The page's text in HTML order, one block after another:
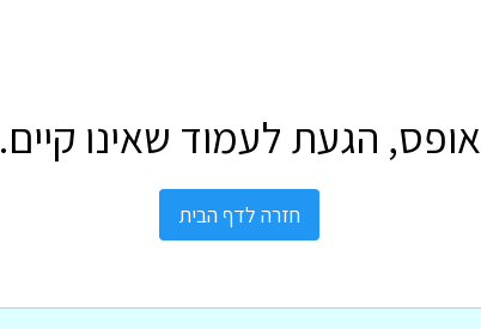
אופס, הגעת לעמוד שאינו קיים.
חזרה לדף הבית